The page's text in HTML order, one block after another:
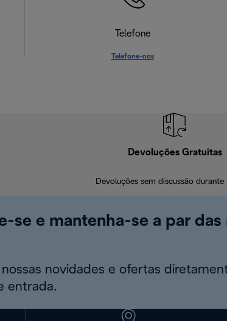
Telefone
Telefone-nos
Devoluções Gratuitas
Devoluções sem discussão durante
se e mantenha-se a par
novidades e ofertas
entrada.